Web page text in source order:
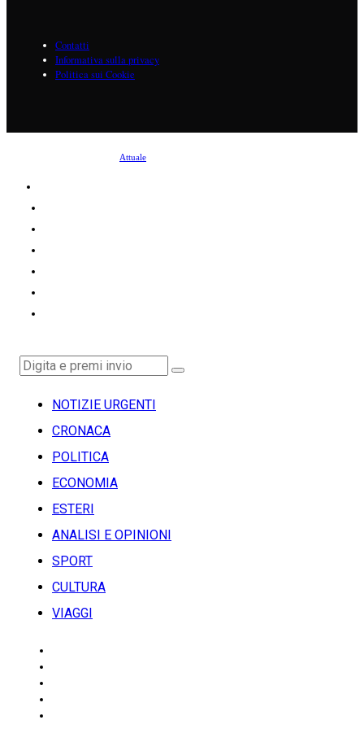
Contatti
Informativa sulla privacy
Politica sui Cookie
Attuale
NOTIZIE URGENTI
CRONACA
POLITICA
ECONOMIA
ESTERI
ANALISI E OPINIONI
SPORT
CULTURA
VIAGGI